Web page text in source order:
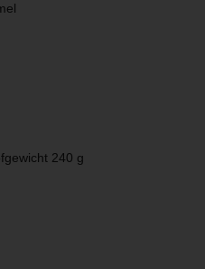
240 g